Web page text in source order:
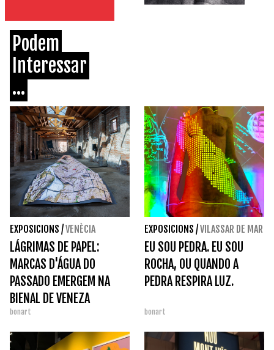
Podem
Interessar
...
EXPOSICIONS /VENÈCIA
LÁGRIMAS DE PAPEL:
MARCAS D'ÁGUA DO
PASSADO EMERGEM NA
BIENAL DE VENEZA
bonart
EXPOSICIONS /VILASSAR DE MAR
EU SOU PEDRA. EU SOU
ROCHA, OU QUANDO A
PEDRA RESPIRA LUZ.
bonart